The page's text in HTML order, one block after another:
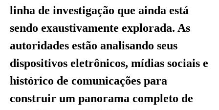
linha de investigação que ainda está
sendo exaustivamente explorada. As
autoridades estão analisando seus
dispositivos eletrônicos, mídias sociais e
histórico de comunicações para
construir um panorama completo de